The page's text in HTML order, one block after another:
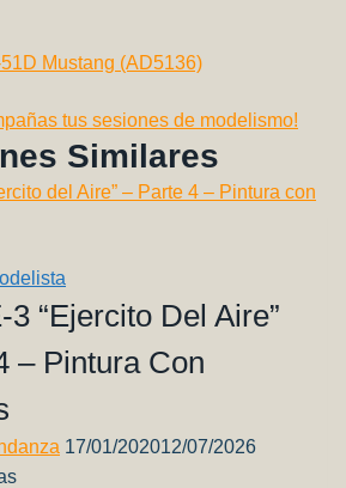
Mustang (AD5136)
tus sesiones de modelismo!
Similares
3 “Ejercito Del Aire”
– Pintura Con
17/01/202012/07/2026